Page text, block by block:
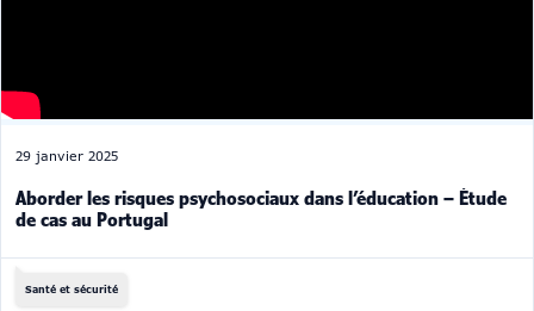
29 janvier 2025
Aborder les risques psychosociaux dans l’éducation – Étude
de cas au Portugal
Santé et sécurité